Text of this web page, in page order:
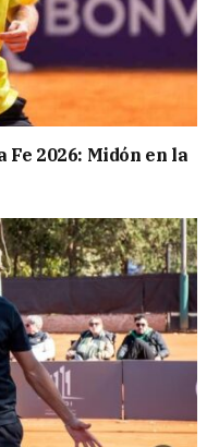
Fe 2026: Midón en la